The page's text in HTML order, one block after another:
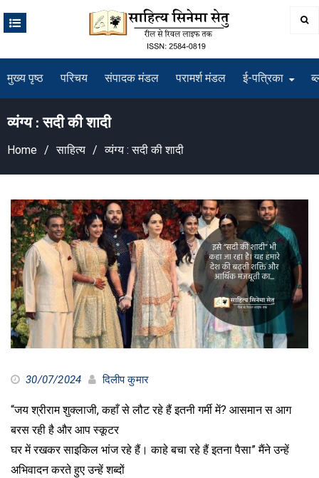
मुख्य पृष्ठ परिचय संपादक मंडल परामर्श मंडल ई-पत्रिका
व्यंग्य : सदी की शादी
Home साहित्य व्यंग्य : सदी की शादी
30/07/2024 दिलीप कुमार
“जय श्रीराम शुक्लाजी, कहाँ से लौट रहे हैं इतनी गर्मी में? आसमान स आग
बरस रही है और आप स्कूटर
घर में रखकर साइकिल भांज रहे हैं। काहे बचा रहे हैं इतना पैसा” मैंने उन्हें
अभिवादन करते हुए उन्हें शब्दों